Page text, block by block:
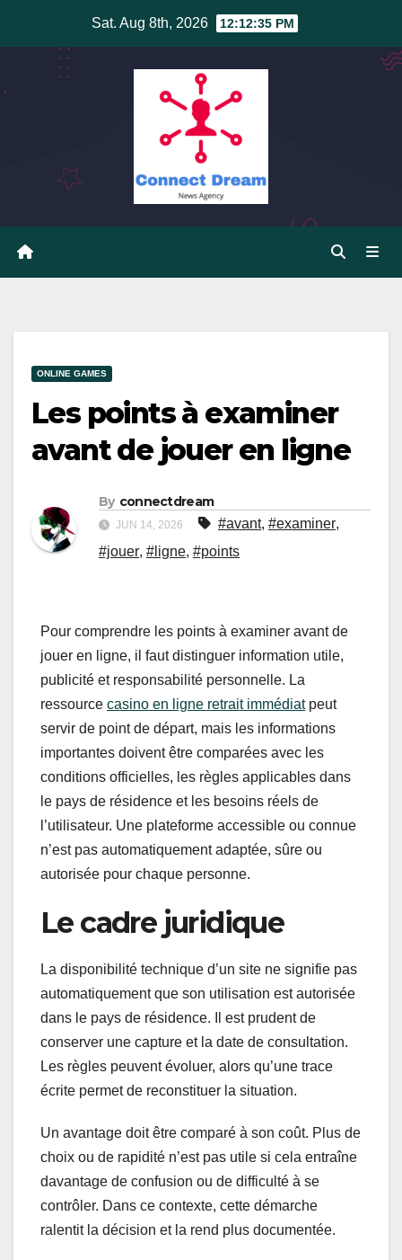
Sat. Aug 8th, 2026 12:12:35 PM
ONLINE GAMES
Les points à examiner
avant de jouer en ligne
By connectdream
JUN 14, 2026 #avant, #examiner,
#jouer, #ligne, #points
Pour comprendre les points à examiner avant de
jouer en ligne, il faut distinguer information utile,
publicité et responsabilité personnelle. La
ressource casino en ligne retrait immédiatpeut
servir de point de départ, mais les informations
importantes doivent être comparées avec les
conditions officielles, les règles applicables dans
le pays de résidence et les besoins réels de
l’utilisateur. Une plateforme accessible ou connue
n’est pas automatiquement adaptée, sûre ou
autorisée pour chaque personne.
Le cadre juridique
La disponibilité technique d’un site ne signifie pas
automatiquement que son utilisation est autorisée
dans le pays de résidence. Il est prudent de
conserver une capture et la date de consultation.
Les règles peuvent évoluer, alors qu’une trace
écrite permet de reconstituer la situation.
Un avantage doit être comparé à son coût. Plus de
choix ou de rapidité n’est pas utile si cela entraîne
davantage de confusion ou de difficulté à se
contrôler. Dans ce contexte, cette démarche
ralentit la décision et la rend plus documentée.